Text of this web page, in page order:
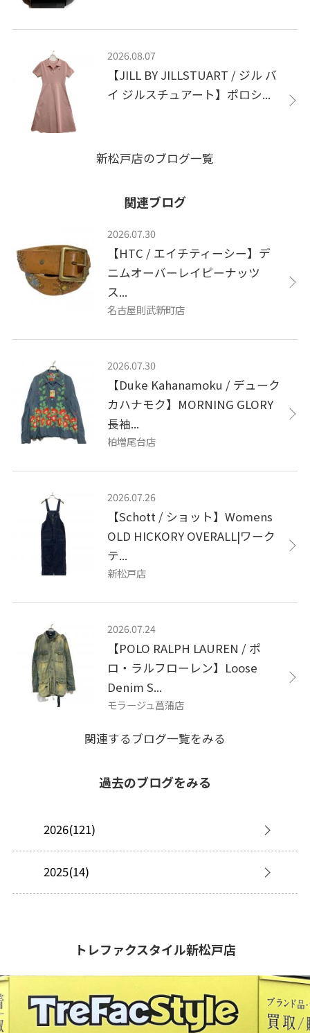
2026.08.07
【JILL BY JILLSTUART / ジル バ
イ ジルスチュアート】ポロシ...
新松戸店のブログ一覧
関連ブログ
2026.07.30
【HTC / エイチティーシー】デ
ニムオーバーレイピーナッツ
ス...
名古屋則武新町店
2026.07.30
【Duke Kahanamoku / デューク
カハナモク】MORNING GLORY
長袖...
柏増尾台店
2026.07.26
【Schott / ショット】Womens
OLD HICKORY OVERALL|ワーク
テ...
新松戸店
2026.07.24
【POLO RALPH LAUREN / ポ
ロ・ラルフローレン】Loose
Denim S...
モラージュ菖蒲店
関連するブログ一覧をみる
過去のブログをみる
2026(121)
2025(14)
トレファクスタイル新松戸店